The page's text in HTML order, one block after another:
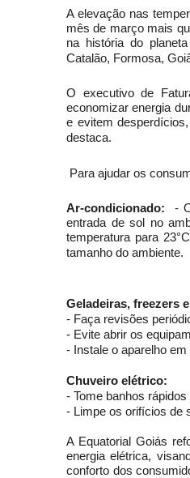
A elevação nas
mês de março mais
na história do
Catalão, Formosa,
O executivo de
economizar energia
e evitem
destaca.
Para ajudar os
Ar-condicionado:
-
entrada de sol no
temperatura para
tamanho do ambiente.
Geladeiras, freezers
- Faça revisões
- Evite abrir os
- Instale o aparelho
Chuveiro elétrico:
- Tome banhos
- Limpe os orifícios de
A Equatorial Goiás
energia elétrica,
conforto dos